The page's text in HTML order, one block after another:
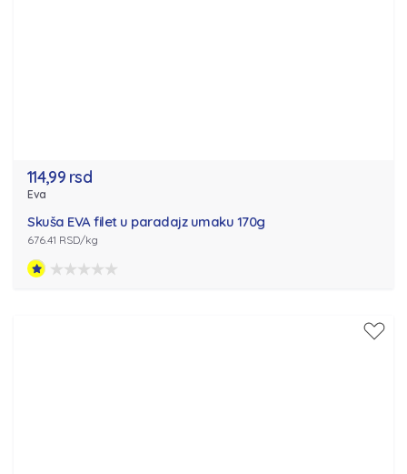
114,99 rsd
Eva
Skuša EVA filet u paradajz umaku 170g
676.41 RSD/kg